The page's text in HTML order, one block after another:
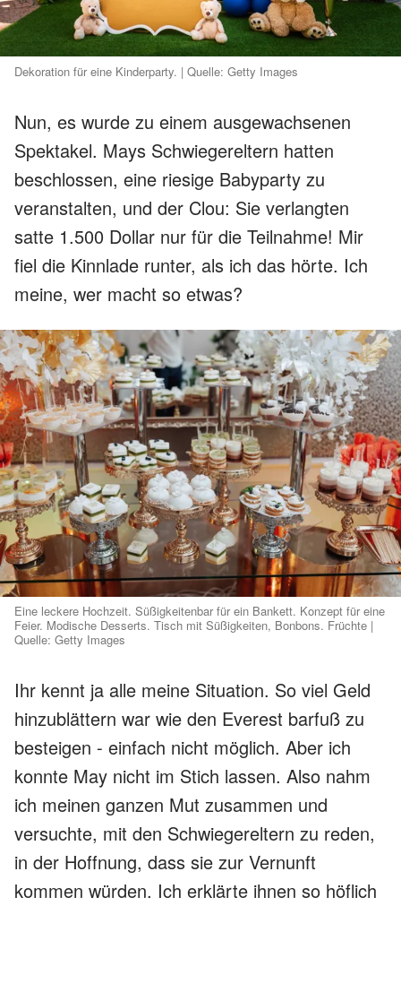
Dekoration für eine Kinderparty. | Quelle: Getty Images
Nun, es wurde zu einem ausgewachsenen
Spektakel. Mays Schwiegereltern hatten
beschlossen, eine riesige Babyparty zu
veranstalten, und der Clou: Sie verlangten
satte 1.500 Dollar nur für die Teilnahme! Mir
fiel die Kinnlade runter, als ich das hörte. Ich
meine, wer macht so etwas?
Eine leckere Hochzeit. Süßigkeitenbar für ein Bankett. Konzept für eine
Feier. Modische Desserts. Tisch mit Süßigkeiten, Bonbons. Früchte |
Quelle: Getty Images
Ihr kennt ja alle meine Situation. So viel Geld
hinzublättern war wie den Everest barfuß zu
besteigen - einfach nicht möglich. Aber ich
konnte May nicht im Stich lassen. Also nahm
ich meinen ganzen Mut zusammen und
versuchte, mit den Schwiegereltern zu reden,
in der Hoffnung, dass sie zur Vernunft
kommen würden. Ich erklärte ihnen so höflich